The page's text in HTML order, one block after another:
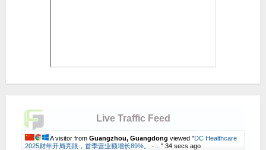
Live Traffic Feed
A visitor from Guangzhou, Guangdong viewed "DC Healthcare
2025财年开局亮眼，首季营业额增长89%。 -… " 35 secs ago